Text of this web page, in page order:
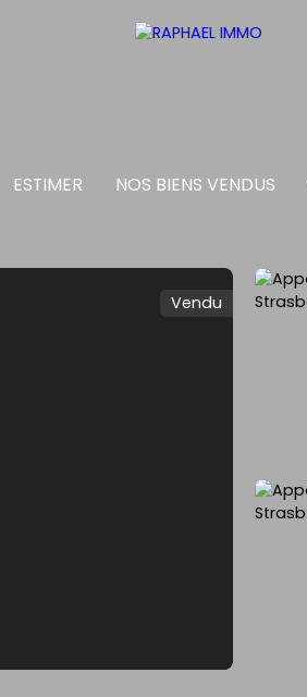
ESTIMER NOS BIENS VENDUS
Vendu